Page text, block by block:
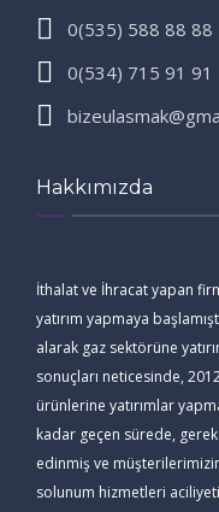
0(535) 588 88 88
0(534) 715 91 91
Hakkımızda
İthalat ve İhracat yapan
yatırım yapmaya
alarak gaz sektörüne
sonuçları neticesinde,
ürünlerine yatırımlar
kadar geçen sürede,
edinmiş ve
solunum hizmetleri